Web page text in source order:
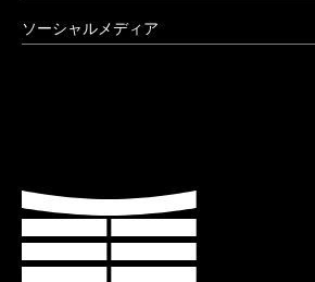
〒192-0394 東京都八王子市鑓水2-1723
生涯学習センター
卒業生の方へ
激甚災害等の特別支援について
大学評価（認証評価）
教育情報の公表
創立90周年記念事業
卒業制作優秀作品集
ソーシャルメディア